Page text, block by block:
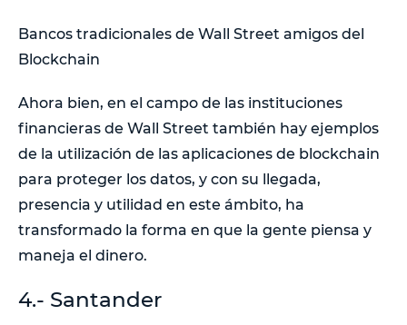
Bancos tradicionales de Wall Street amigos del
Blockchain
Ahora bien, en el campo de las instituciones
financieras de Wall Street también hay ejemplos
de la utilización de las aplicaciones de blockchain
para proteger los datos, y con su llegada,
presencia y utilidad en este ámbito, ha
transformado la forma en que la gente piensa y
maneja el dinero.
4.- Santander